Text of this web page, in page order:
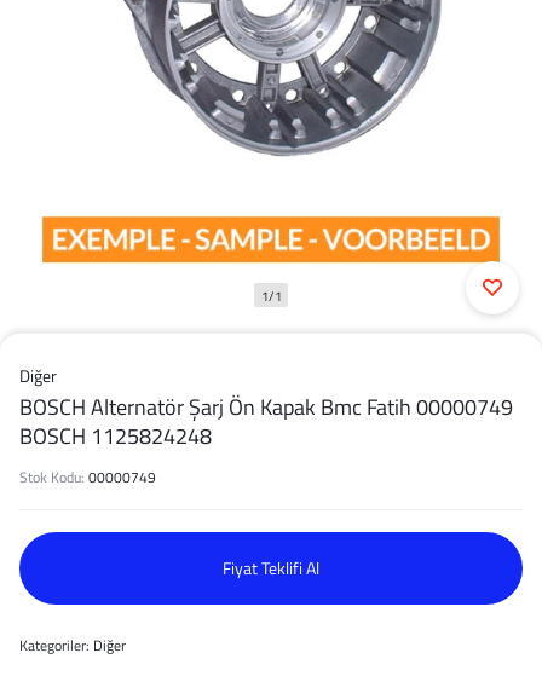
1/1
Diğer
BOSCH Alternatör Şarj Ön Kapak Bmc Fatih 00000749
BOSCH 1125824248
Stok Kodu: 00000749
Fiyat Teklifi Al
Kategoriler: Diğer